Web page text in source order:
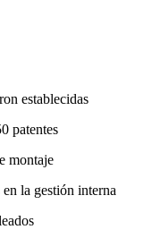
establecidas
patentes
montaje
la gestión interna